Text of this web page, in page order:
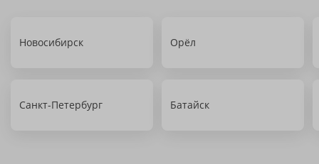
Новосибирск Орёл
Санкт-Петербург Батайск